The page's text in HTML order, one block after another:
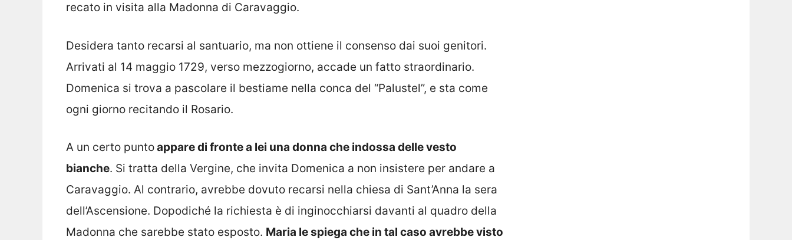
recato in visita alla Madonna di Caravaggio.
Desidera tanto recarsi al santuario, ma non ottiene il consenso dai suoi genitori.
Arrivati al 14 maggio 1729, verso mezzogiorno, accade un fatto straordinario.
Domenica si trova a pascolare il bestiame nella conca del “Palustel”, e sta come
ogni giorno recitando il Rosario.
A un certo puntoappare di fronte a lei una donna che indossa delle vesto
bianche. Si tratta della Vergine, che invita Domenica a non insistere per andare a
Caravaggio. Al contrario, avrebbe dovuto recarsi nella chiesa di Sant’Anna la sera
dell’Ascensione. Dopodiché la richiesta è di inginocchiarsi davanti al quadro della
Madonna che sarebbe stato esposto. Maria le spiega che in tal caso avrebbe visto